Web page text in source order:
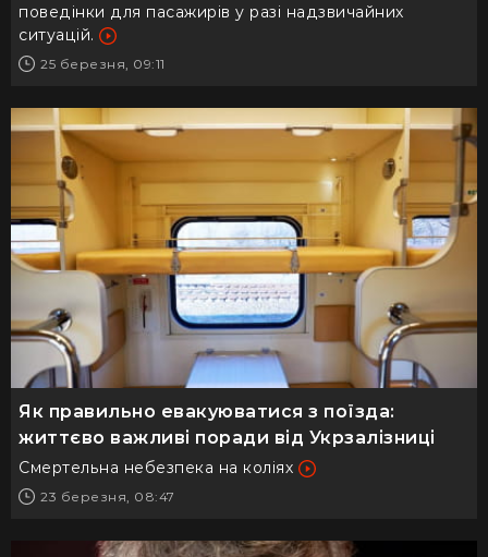
поведінки для пасажирів у разі надзвичайних
ситуацій.
25 березня, 09:11
Як правильно евакуюватися з поїзда:
життєво важливі поради від Укрзалізниці
Смертельна небезпека на коліях
23 березня, 08:47